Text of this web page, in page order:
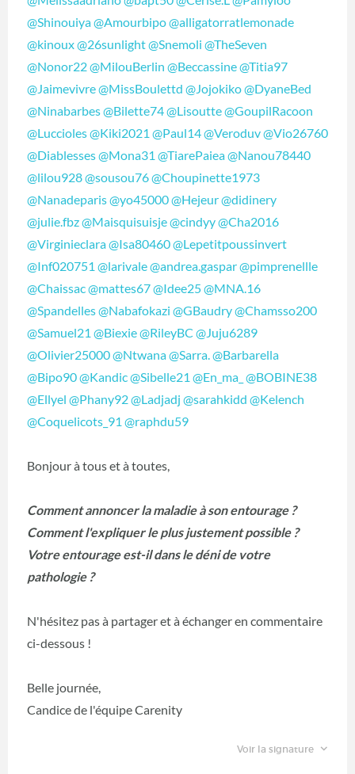
@Shinouiya@Amourbipo@alligatorratlemonade
@kinoux@26sunlight@Snemoli @TheSeven
@Nonor22@MilouBerlin @Beccassine@Titia97
@Jaimevivre@MissBoulettd @Jojokiko@DyaneBed
@Ninabarbes@Bilette74@Lisoutte@GoupilRacoon
@Luccioles@Kiki2021 @Paul14@Veroduv@Vio26760
@Diablesses@Mona31 @TiarePaiea@Nanou78440
@lilou928@sousou76@Choupinette1973
@Nanadeparis@yo45000@Hejeur@didinery
@julie.fbz@Maisquisuisje@cindyy@Cha2016
@Virginieclara@Isa80460@Lepetitpoussinvert
@Inf020751 @larivale@andrea.gaspar@pimprenellle
@Chaissac@mattes67@Idee25@MNA.16
@Spandelles@Nabafokazi @GBaudry@Chamsso200
@Samuel21 @Biexie@RileyBC @Juju6289
@Olivier25000@Ntwana@Sarra. @Barbarella
@Bipo90@Kandic@Sibelle21 @En_ma_ @BOBINE38
@Ellyel @Phany92@Ladjadj @sarahkidd @Kelench
@Coquelicots_91 @raphdu59
Bonjour à tous et à toutes,
Comment annoncer la maladie à son entourage ?
Comment l'expliquer le plus justement possible ?
Votre entourage est-il dans le déni de votre
pathologie ?
N'hésitez pas à partager et à échanger en commentaire
ci-dessous !
Belle journée,
Candice de l'équipe Carenity
Voir la signature